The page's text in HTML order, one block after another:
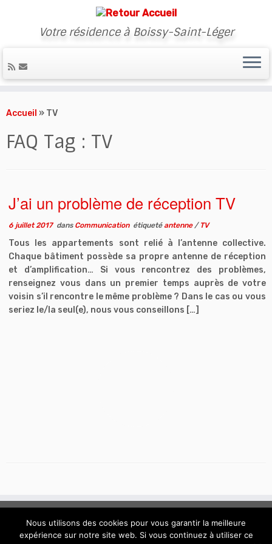
to
Votre résidence à Boissy-Saint-Léger
Accueil » TV
FAQ Tag : TV
J’ai un problème de réception TV
6 juillet 2017dans Communication étiquetéantenne / TV
Tous les appartements sont relié à l’antenne collective.
Chaque bâtiment possède sa propre antenne de réception
et d’amplification… Si vous rencontrez des problèmes,
renseignez vous dans un premier temps auprès de votre
voisin s’il rencontre le même problème ? Dans le cas ou vous
seriez le/la seul(e), nous vous conseillons […]
Nous utilisons des cookies pour vous garantir la meilleure
expérience sur notre site web. Si vous continuez à utiliser ce